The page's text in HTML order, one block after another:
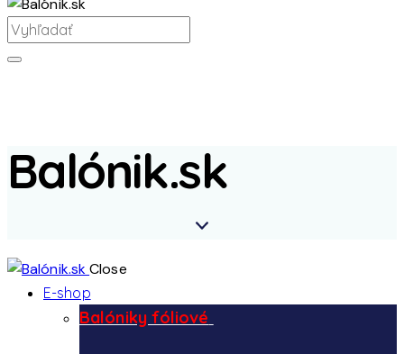
Balónik.sk
Close
E-shop
Balóniky fóliové